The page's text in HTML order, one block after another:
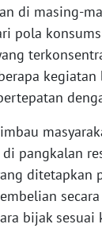
di masing-
pola
kegiatan
pangkalan
ditetapkan
bijak sesuai